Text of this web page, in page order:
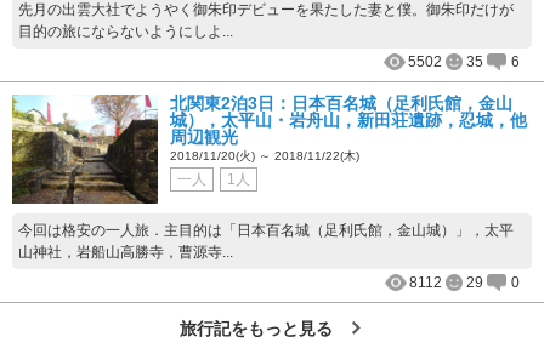
先月の出雲大社でようやく御朱印デビューを果たした妻と僕。御朱印だけが
目的の旅にならないようにしよ...
5502
35 6
北関東2泊3日：日本百名城（足利氏館，金山
城），太平山・岩舟山，新田荘遺跡，忍城，他
周辺観光
2018/11/20(火) ～ 2018/11/22(木)
一人 1人
今回は格安の一人旅．主目的は「日本百名城（足利氏館，金山城）」，太平
山神社，岩船山高勝寺，曹源寺...
8112
29 0
旅行記をもっと見る